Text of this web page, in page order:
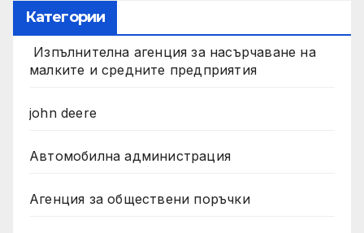
Категории
Изпълнителна агенция за насърчаване на
малките и средните предприятия
john deere
Автомобилна администрация
Агенция за обществени поръчки